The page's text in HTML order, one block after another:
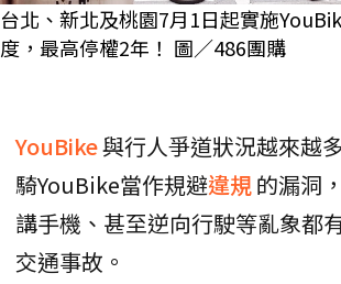
台北、新北及桃園7月1日起實施
度，最高停權2年！ 圖／486團購
YouBike與行人爭道狀況越來越
騎YouBike當作規避違規的漏洞
講手機、甚至逆向行駛等亂象都
交通事故。